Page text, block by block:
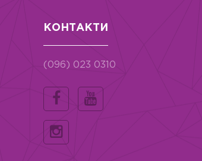
КОНТАКТИ
(096) 023 0310